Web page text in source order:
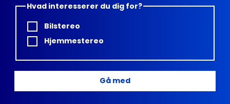
Hvad interesserer du dig for?
Bilstereo
Hjemmestereo
Gå med